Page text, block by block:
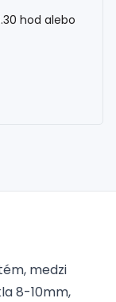
hod alebo
medzi
8-10mm,